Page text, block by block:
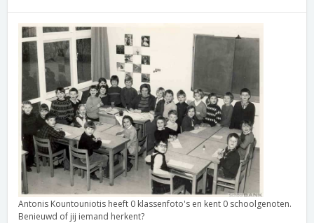
Antonis Kountouniotis heeft 0 klassenfoto's en kent 0 schoolgenoten.
Benieuwd of jij iemand herkent?